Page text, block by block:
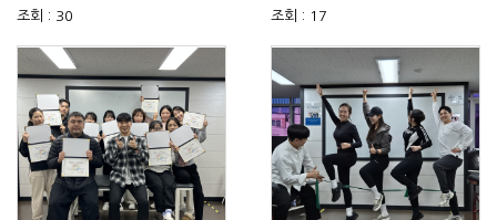
조회 : 30 조회 : 17